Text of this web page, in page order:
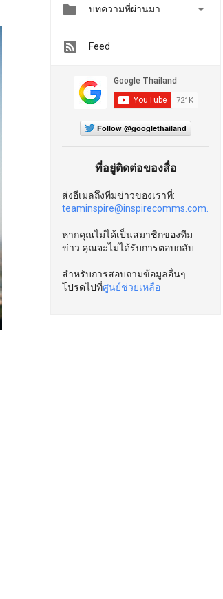
 บทความที่ผ่านมา 
Feed
Follow @googlethailand
ที่อยู่ติดต่อของสื่อ
ส่งอีเมลถึงทีมข่าวของเราที่:
teaminspire@inspirecomms.com.
หากคุณไม่ได้เป็นสมาชิกของทีม
ข่าว คุณจะไม่ได้รับการตอบกลับ
สำหรับการสอบถามข้อมูลอื่นๆ
โปรดไปที่ศูนย์ช่วยเหลือ